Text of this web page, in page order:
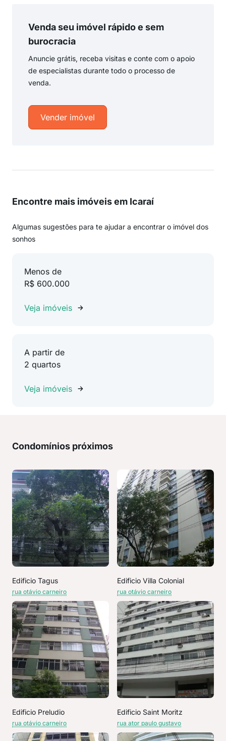
Venda seu imóvel rápido e sem
burocracia
Anuncie grátis, receba visitas e conte com o apoio
de especialistas durante todo o processo de
venda.
Vender imóvel
Encontre mais imóveis em Icaraí
Algumas sugestões para te ajudar a encontrar o imóvel dos
sonhos
Menos de
R$ 600.000
Veja imóveis
A partir de
2 quartos
Veja imóveis
Condomínios próximos
Edificio Tagus
rua otávio carneiro
Edificio Villa Colonial
rua otávio carneiro
Edificio Preludio
rua otávio carneiro
Edificio Saint Moritz
rua ator paulo gustavo